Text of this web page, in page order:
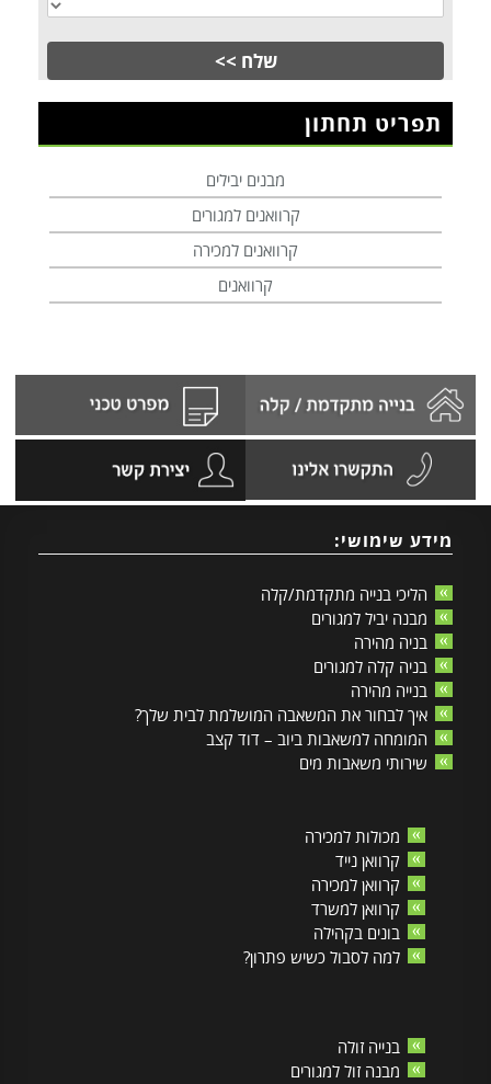
תפריט תחתון
מבנים יבילים
קרוואנים למגורים
קרוואנים למכירה
קרוואנים
מידע שימושי:
הליכי בנייה מתקדמת/קלה
מבנה יביל למגורים
בניה מהירה
בניה קלה למגורים
בנייה מהירה
איך לבחור את המשאבה המושלמת לבית שלך?
המומחה למשאבות ביוב – דוד קצב
שירותי משאבות מים
מכולות למכירה
קרוואן נייד
קרוואן למכירה
קרוואן למשרד
בונים בקהילה
למה לסבול כשיש פתרון?
בנייה זולה
מבנה זול למגורים